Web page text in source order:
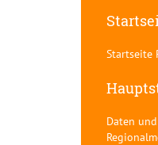
Startseite
Daten